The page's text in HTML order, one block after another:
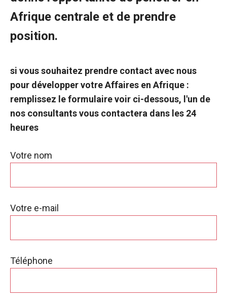
Afrique centrale et de prendre
position.
si vous souhaitez prendre contact avec nous
pour développer votreAffaires en Afrique :
remplissez le formulairevoir ci-dessous, l'un de
nos consultants vous contactera dans les 24
heures
Votre nom
Votre e-mail
Téléphone